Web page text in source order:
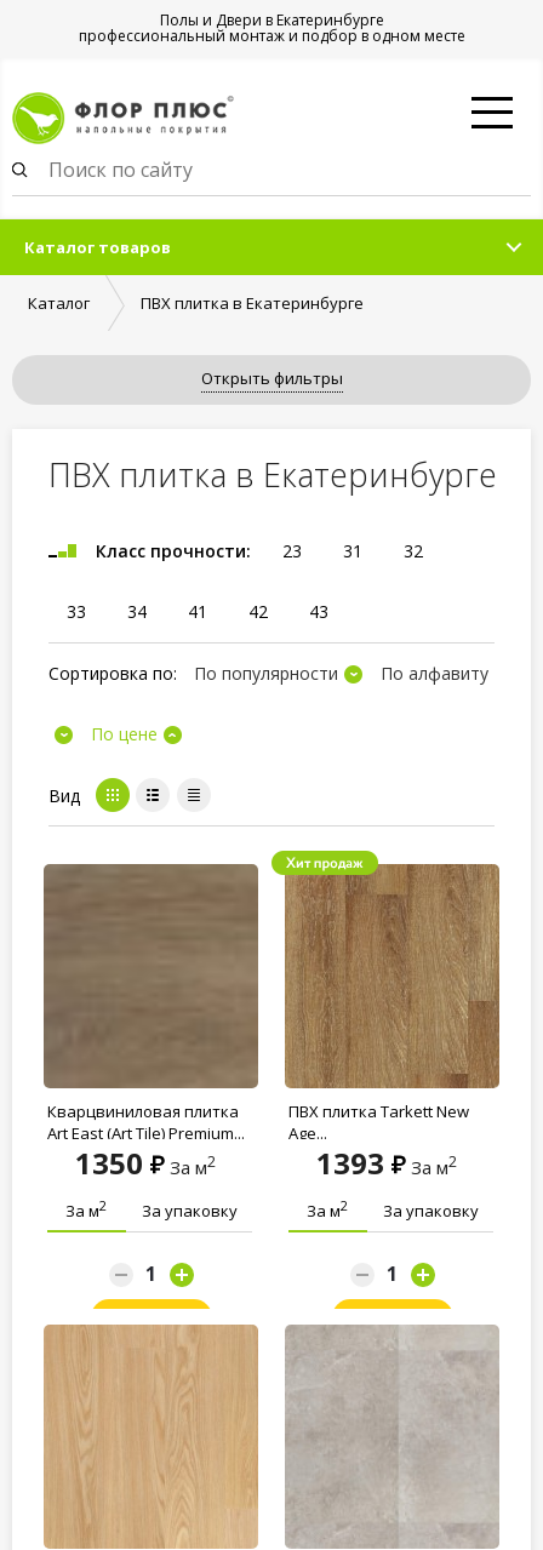
Полы и Двери в Екатеринбурге
профессиональный монтаж и подбор в одном месте
Каталог товаров
Каталог ПВХ плитка в Екатеринбурге
Открыть фильтры
ПВХ плитка в Екатеринбурге
Класс прочности: 23 31 32
33 34 41 42 43
Сортировка по: По популярности По алфавиту
По цене
Вид
Кварцвиниловая плитка
Art East (Art Tile) Premium...
1350 За м2
За м2 За упаковку
Заказать
ПВХ плитка Tarkett New
Age...
1393 За м2
За м2 За упаковку
Заказать